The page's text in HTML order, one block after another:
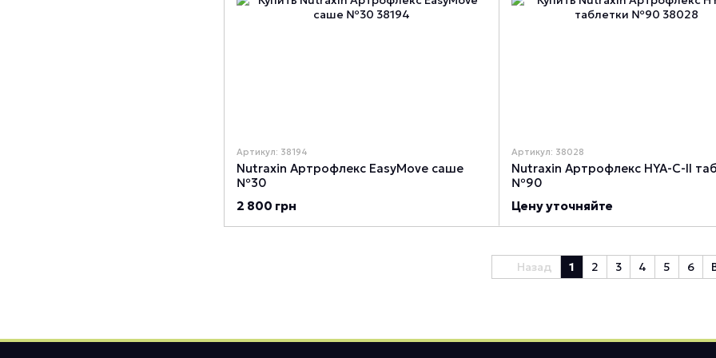
Артикул: 38194
Nutraxin Артрофлекс EasyMove саше
№30
2 800 грн
Артикул: 38028
Nutraxin Артрофлекс HYA-C-II
№90
Цену уточняйте
Назад 1 2 3 4 5 6